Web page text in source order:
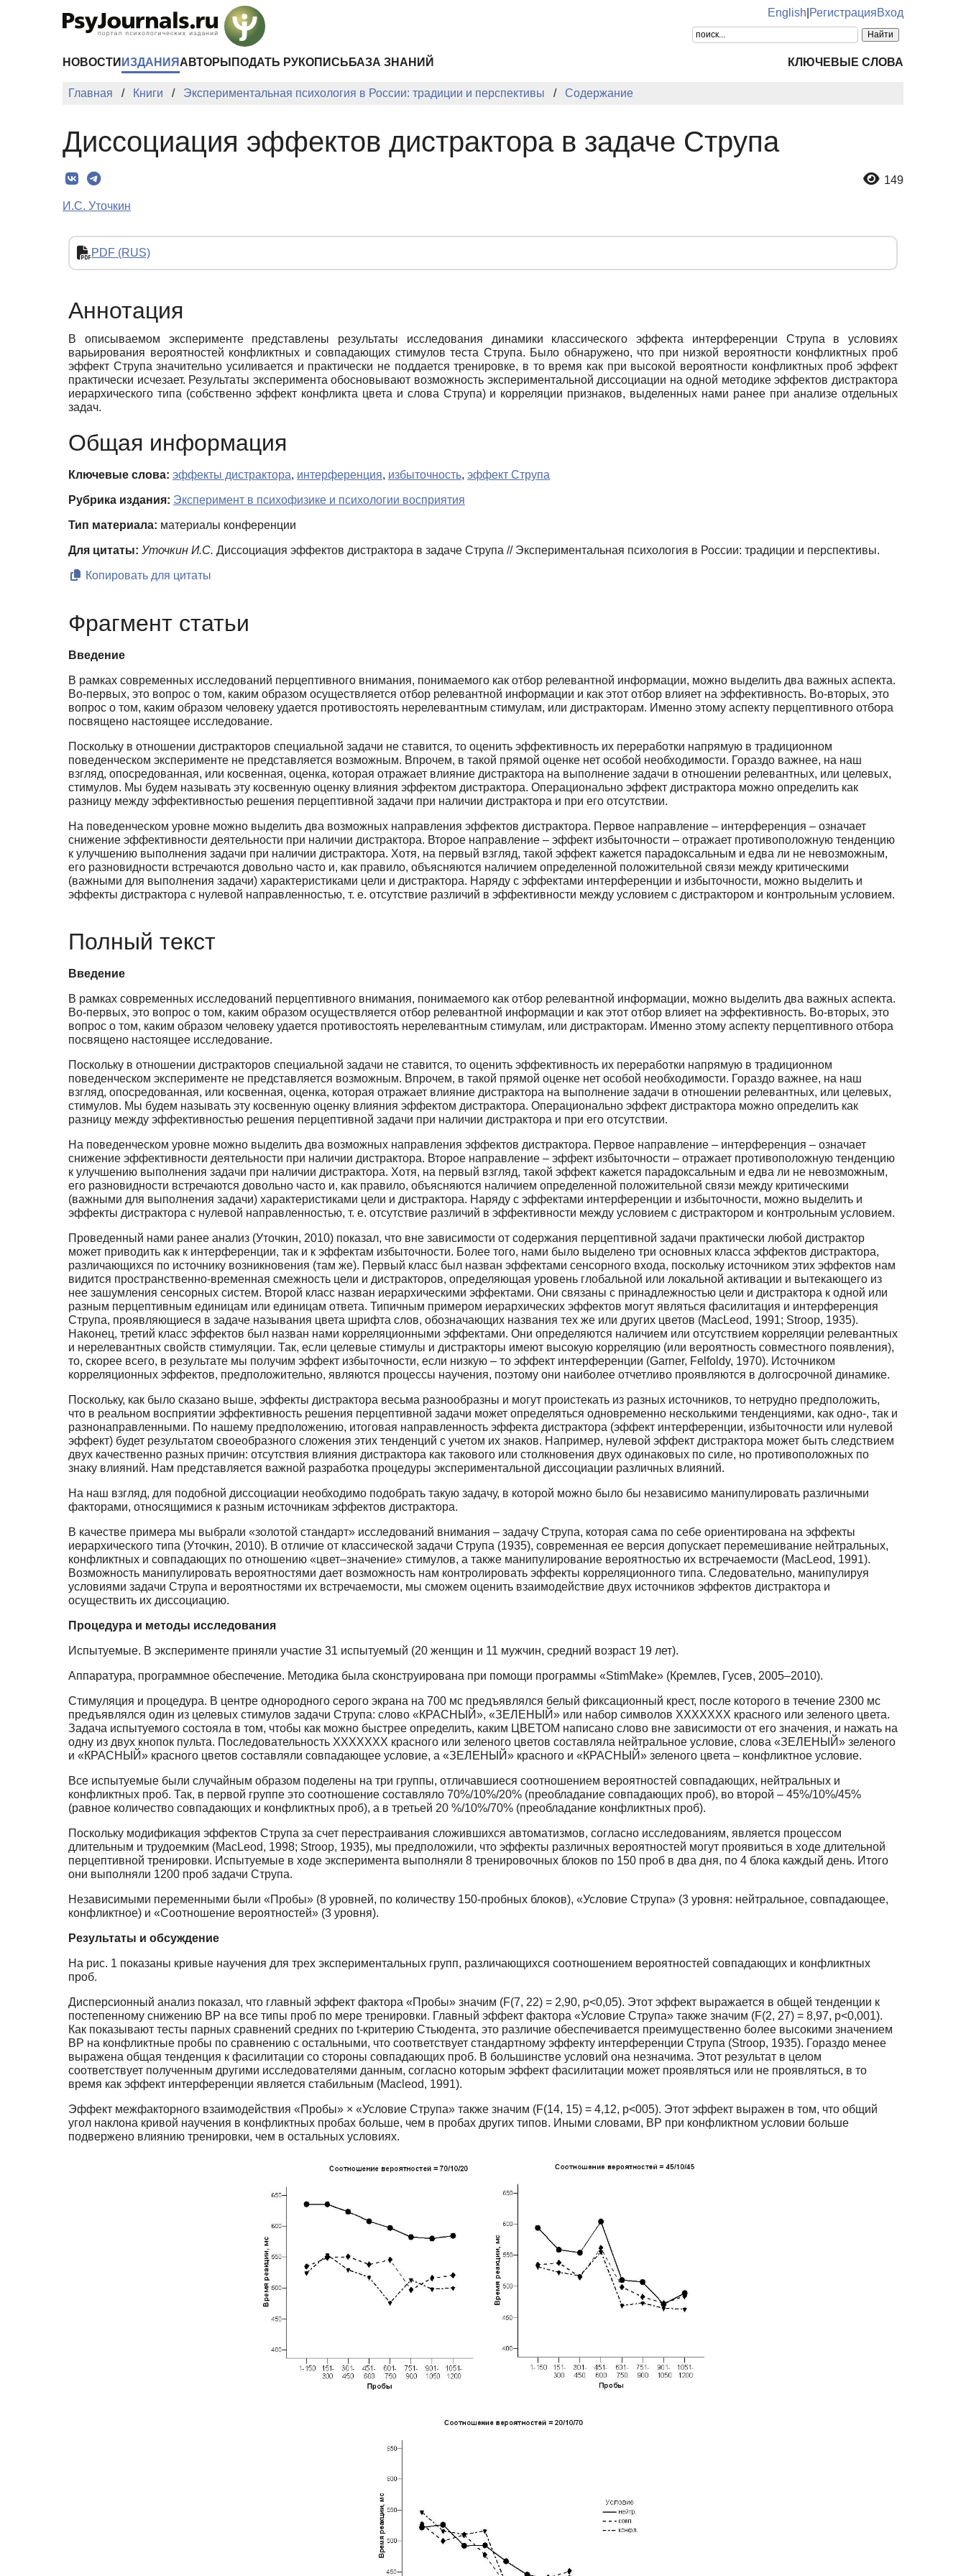
English РегистрацияВход
НОВОСТИ ИЗДАНИЯ АВТОРЫ ПОДАТЬ РУКОПИСЬ БАЗА ЗНАНИЙ КЛЮЧЕВЫЕ СЛОВА
Главная Книги Экспериментальная психология в России: традиции и перспективы Содержание
Диссоциация эффектов дистрактора в задаче Струпа
149
И.С. Уточкин
PDF (RUS)
Аннотация
В описываемом эксперименте представлены результаты исследования динамики классического эффекта интерференции Струпа в условиях
варьирования вероятностей конфликтных и совпадающих стимулов теста Струпа. Было обнаружено, что при низкой вероятности конфликтных проб
эффект Струпа значительно усиливается и практически не поддается тренировке, в то время как при высокой вероятности конфликтных проб эффект
практически исчезает. Результаты эксперимента обосновывают возможность экспериментальной диссоциации на одной методике эффектов дистрактора
иерархического типа (собственно эффект конфликта цвета и слова Струпа) и корреляции признаков, выделенных нами ранее при анализе отдельных
задач.
Общая информация
Ключевые слова: эффекты дистрактора, интерференция, избыточность, эффект Струпа
Рубрика издания: Эксперимент в психофизике и психологии восприятия
Тип материала: материалы конференции
Для цитаты: Уточкин И.С. Диссоциация эффектов дистрактора в задаче Струпа // Экспериментальная психология в России: традиции и перспективы.
Копировать для цитаты
Фрагмент статьи
Введение
В рамках современных исследований перцептивного внимания, понимаемого как отбор релевантной информации, можно выделить два важных аспекта.
Во-первых, это вопрос о том, каким образом осуществляется отбор релевантной информации и как этот отбор влияет на эффективность. Во-вторых, это
вопрос о том, каким образом человеку удается противостоять нерелевантным стимулам, или дистракторам. Именно этому аспекту перцептивного отбора
посвящено настоящее исследование.
Поскольку в отношении дистракторов специальной задачи не ставится, то оценить эффективность их переработки напрямую в традиционном
поведенческом эксперименте не представляется возможным. Впрочем, в такой прямой оценке нет особой необходимости. Гораздо важнее, на наш
взгляд, опосредованная, или косвенная, оценка, которая отражает влияние дистрактора на выполнение задачи в отношении релевантных, или целевых,
стимулов. Мы будем называть эту косвенную оценку влияния эффектом дистрактора. Операционально эффект дистрактора можно определить как
разницу между эффективностью решения перцептивной задачи при наличии дистрактора и при его отсутствии.
На поведенческом уровне можно выделить два возможных направления эффектов дистрактора. Первое направление – интерференция – означает
снижение эффективности деятельности при наличии дистрактора. Второе направление – эффект избыточности – отражает противоположную тенденцию
к улучшению выполнения задачи при наличии дистрактора. Хотя, на первый взгляд, такой эффект кажется парадоксальным и едва ли не невозможным,
его разновидности встречаются довольно часто и, как правило, объясняются наличием определенной положительной связи между критическими
(важными для выполнения задачи) характеристиками цели и дистрактора. Наряду с эффектами интерференции и избыточности, можно выделить и
эффекты дистрактора с нулевой направленностью, т. е. отсутствие различий в эффективности между условием с дистрактором и контрольным условием.
Полный текст
Введение
В рамках современных исследований перцептивного внимания, понимаемого как отбор релевантной информации, можно выделить два важных аспекта.
Во-первых, это вопрос о том, каким образом осуществляется отбор релевантной информации и как этот отбор влияет на эффективность. Во-вторых, это
вопрос о том, каким образом человеку удается противостоять нерелевантным стимулам, или дистракторам. Именно этому аспекту перцептивного отбора
посвящено настоящее исследование.
Поскольку в отношении дистракторов специальной задачи не ставится, то оценить эффективность их переработки напрямую в традиционном
поведенческом эксперименте не представляется возможным. Впрочем, в такой прямой оценке нет особой необходимости. Гораздо важнее, на наш
взгляд, опосредованная, или косвенная, оценка, которая отражает влияние дистрактора на выполнение задачи в отношении релевантных, или целевых,
стимулов. Мы будем называть эту косвенную оценку влияния эффектом дистрактора. Операционально эффект дистрактора можно определить как
разницу между эффективностью решения перцептивной задачи при наличии дистрактора и при его отсутствии.
На поведенческом уровне можно выделить два возможных направления эффектов дистрактора. Первое направление – интерференция – означает
снижение эффективности деятельности при наличии дистрактора. Второе направление – эффект избыточности – отражает противоположную тенденцию
к улучшению выполнения задачи при наличии дистрактора. Хотя, на первый взгляд, такой эффект кажется парадоксальным и едва ли не невозможным,
его разновидности встречаются довольно часто и, как правило, объясняются наличием определенной положительной связи между критическими
(важными для выполнения задачи) характеристиками цели и дистрактора. Наряду с эффектами интерференции и избыточности, можно выделить и
эффекты дистрактора с нулевой направленностью, т. е. отсутствие различий в эффективности между условием с дистрактором и контрольным условием.
Проведенный нами ранее анализ (Уточкин, 2010) показал, что вне зависимости от содержания перцептивной задачи практически любой дистрактор
может приводить как к интерференции, так и к эффектам избыточности. Более того, нами было выделено три основных класса эффектов дистрактора,
различающихся по источнику возникновения (там же). Первый класс был назван эффектами сенсорного входа, поскольку источником этих эффектов нам
видится пространственно-временная смежность цели и дистракторов, определяющая уровень глобальной или локальной активации и вытекающего из
нее зашумления сенсорных систем. Второй класс назван иерархическими эффектами. Они связаны с принадлежностью цели и дистрактора к одной или
разным перцептивным единицам или единицам ответа. Типичным примером иерархических эффектов могут являться фасилитация и интерференция
Струпа, проявляющиеся в задаче называния цвета шрифта слов, обозначающих названия тех же или других цветов (MacLeod, 1991; Stroop, 1935).
Наконец, третий класс эффектов был назван нами корреляционными эффектами. Они определяются наличием или отсутствием корреляции релевантных
и нерелевантных свойств стимуляции. Так, если целевые стимулы и дистракторы имеют высокую корреляцию (или вероятность совместного появления),
то, скорее всего, в результате мы получим эффект избыточности, если низкую – то эффект интерференции (Garner, Felfoldy, 1970). Источником
корреляционных эффектов, предположительно, являются процессы научения, поэтому они наиболее отчетливо проявляются в долгосрочной динамике.
Поскольку, как было сказано выше, эффекты дистрактора весьма разнообразны и могут проистекать из разных источников, то нетрудно предположить,
что в реальном восприятии эффективность решения перцептивной задачи может определяться одновременно несколькими тенденциями, как одно-, так и
разнонаправленными. По нашему предположению, итоговая направленность эффекта дистрактора (эффект интерференции, избыточности или нулевой
эффект) будет результатом своеобразного сложения этих тенденций с учетом их знаков. Например, нулевой эффект дистрактора может быть следствием
двух качественно разных причин: отсутствия влияния дистрактора как такового или столкновения двух одинаковых по силе, но противоположных по
знаку влияний. Нам представляется важной разработка процедуры экспериментальной диссоциации различных влияний.
На наш взгляд, для подобной диссоциации необходимо подобрать такую задачу, в которой можно было бы независимо манипулировать различными
факторами, относящимися к разным источникам эффектов дистрактора.
В качестве примера мы выбрали «золотой стандарт» исследований внимания – задачу Струпа, которая сама по себе ориентирована на эффекты
иерархического типа (Уточкин, 2010). В отличие от классической задачи Струпа (1935), современная ее версия допускает перемешивание нейтральных,
конфликтных и совпадающих по отношению «цвет–значение» стимулов, а также манипулирование вероятностью их встречаемости (MacLeod, 1991).
Возможность манипулировать вероятностями дает возможность нам контролировать эффекты корреляционного типа. Следовательно, манипулируя
условиями задачи Струпа и вероятностями их встречаемости, мы сможем оценить взаимодействие двух источников эффектов дистрактора и
осуществить их диссоциацию.
Процедура и методы исследования
Испытуемые. В эксперименте приняли участие 31 испытуемый (20 женщин и 11 мужчин, средний возраст 19 лет).
Аппаратура, программное обеспечение. Методика была сконструирована при помощи программы «StimMake» (Кремлев, Гусев, 2005–2010).
Стимуляция и процедура. В центре однородного серого экрана на 700 мс предъявлялся белый фиксационный крест, после которого в течение 2300 мс
предъявлялся один из целевых стимулов задачи Струпа: слово «КРАСНЫЙ», «ЗЕЛЕНЫЙ» или набор символов ХХХХХХХ красного или зеленого цвета.
Задача испытуемого состояла в том, чтобы как можно быстрее определить, каким ЦВЕТОМ написано слово вне зависимости от его значения, и нажать на
одну из двух кнопок пульта. Последовательность ХХХХХХХ красного или зеленого цветов составляла нейтральное условие, слова «ЗЕЛЕНЫЙ» зеленого
и «КРАСНЫЙ» красного цветов составляли совпадающее условие, а «ЗЕЛЕНЫЙ» красного и «КРАСНЫЙ» зеленого цвета – конфликтное условие.
Все испытуемые были случайным образом поделены на три группы, отличавшиеся соотношением вероятностей совпадающих, нейтральных и
конфликтных проб. Так, в первой группе это соотношение составляло 70%/10%/20% (преобладание совпадающих проб), во второй – 45%/10%/45%
(равное количество совпадающих и конфликтных проб), а в третьей 20 %/10%/70% (преобладание конфликтных проб).
Поскольку модификация эффектов Струпа за счет перестраивания сложившихся автоматизмов, согласно исследованиям, является процессом
длительным и трудоемким (MacLeod, 1998; Stroop, 1935), мы предположили, что эффекты различных вероятностей могут проявиться в ходе длительной
перцептивной тренировки. Испытуемые в ходе эксперимента выполняли 8 тренировочных блоков по 150 проб в два дня, по 4 блока каждый день. Итого
они выполняли 1200 проб задачи Струпа.
Независимыми переменными были «Пробы» (8 уровней, по количеству 150-пробных блоков), «Условие Струпа» (3 уровня: нейтральное, совпадающее,
конфликтное) и «Соотношение вероятностей» (3 уровня).
Результаты и обсуждение
На рис. 1 показаны кривые научения для трех экспериментальных групп, различающихся соотношением вероятностей совпадающих и конфликтных
проб.
Дисперсионный анализ показал, что главный эффект фактора «Пробы» значим (F(7, 22) = 2,90, p<0,05). Этот эффект выражается в общей тенденции к
постепенному снижению ВР на все типы проб по мере тренировки. Главный эффект фактора «Условие Струпа» также значим (F(2, 27) = 8,97, p<0,001).
Как показывают тесты парных сравнений средних по t-критерию Стьюдента, это различие обеспечивается преимущественно более высокими значением
ВР на конфликтные пробы по сравнению с остальными, что соответствует стандартному эффекту интерференции Струпа (Stroop, 1935). Гораздо менее
выражена общая тенденция к фасилитации со стороны совпадающих проб. В большинстве условий она незначима. Этот результат в целом
соответствует полученным другими исследователями данным, согласно которым эффект фасилитации может проявляться или не проявляться, в то
время как эффект интерференции является стабильным (Macleod, 1991).
Эффект межфакторного взаимодействия «Пробы» × «Условие Струпа» также значим (F(14, 15) = 4,12, p<005). Этот эффект выражен в том, что общий
угол наклона кривой научения в конфликтных пробах больше, чем в пробах других типов. Иными словами, ВР при конфликтном условии больше
подвержено влиянию тренировки, чем в остальных условиях.